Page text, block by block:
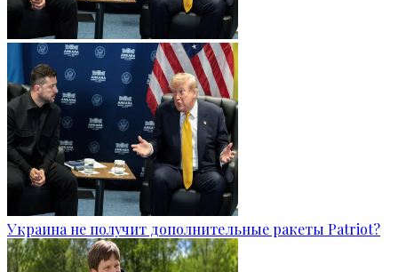
Украина не получит дополнительные ракеты Patriot?